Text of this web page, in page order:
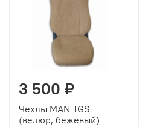
3 500 ₽
Чехлы MAN TGS
(велюр, бежевый)